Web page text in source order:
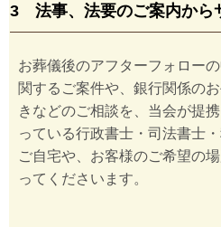
3 法事、法要のご案内から
お葬儀後のアフターフォロー
関するご案件や、銀行関係の
きなどのご相談を、当会が提
っている行政書士・司法書士
ご自宅や、お客様のご希望の
ってくださいます。